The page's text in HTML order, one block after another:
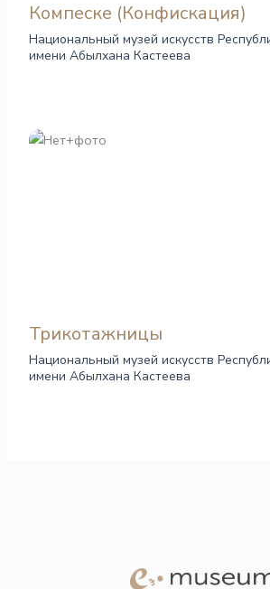
Компеске (Конфискация)
Национальный музей искусств
имени Абылхана Кастеева
Трикотажницы
Национальный музей искусств
имени Абылхана Кастеева